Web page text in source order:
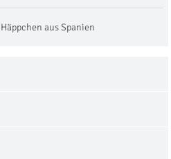
aus Spanien